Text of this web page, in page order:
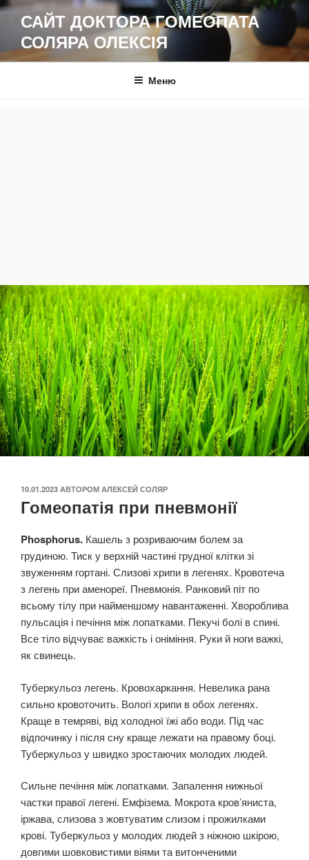
Перейти
вмісту
САЙТ ДОКТОРА ГОМЕОПАТА
СОЛЯРА ОЛЕКСІЯ
Меню
ОПУБЛІКОВАНО
10.01.2023 АВТОРОМ АЛЕКСЕЙ СОЛЯР
Гомеопатія при пневмонії
Phosphorus. Кашель з розриваючим болем за
грудиною. Тиск у верхній частині грудної клітки зі
звуженням гортані. Слизові хрипи в легенях. Кровотеча
з легень при аменореї. Пневмонія. Ранковий піт по
всьому тілу при найменшому навантаженні. Хвороблива
пульсація і печіння між лопатками. Пекучі болі в спині.
Все тіло відчуває важкість і оніміння. Руки й ноги важкі,
як свинець.
Туберкульоз легень. Кровохаркання. Невелика рана
сильно кровоточить. Вологі хрипи в обох легенях.
Краще в темряві, від холодної їжі або води. Під час
відпочинку і після сну краще лежати на правому боці.
Туберкульоз у швидко зростаючих молодих людей.
Сильне печіння між лопатками. Запалення нижньої
частки правої легені. Емфізема. Мокрота кров’яниста,
іржава, слизова з жовтуватим слизом і прожилками
крові. Туберкульоз у молодих людей з ніжною шкірою,
довгими шовковистими віями та витонченими